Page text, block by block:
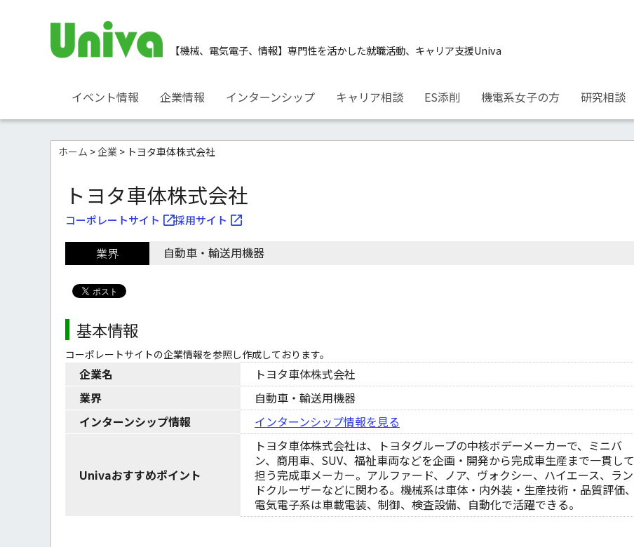
【機械、電気電子、情報】 専門性を活かした就職活動、キャリア支援Univa
イベント情報 企業情報 インターンシップ キャリア相談 ES添削 機電系女子の方 研究相談
ホーム > 企業 > トヨタ車体株式会社
トヨタ車体株式会社
コーポレートサイト 採用サイト
業界 自動車・輸送用機器
基本情報
コーポレートサイトの企業情報を参照し作成しております。
企業名
トヨタ車体株式会社
業界
自動車・輸送用機器
インターンシップ情報
インターンシップ情報を見る
Univaおすすめポイント
トヨタ車体株式会社は、トヨタグループの中核ボデーメーカーで、ミニバ
ン、商用車、SUV、福祉車両などを企画・開発から完成車生産まで一貫して
担う完成車メーカー。アルファード、ノア、ヴォクシー、ハイエース、ラン
ドクルーザーなどに関わる。機械系は車体・内外装・生産技術・品質評価、
電気電子系は車載電装、制御、検査設備、自動化で活躍できる。